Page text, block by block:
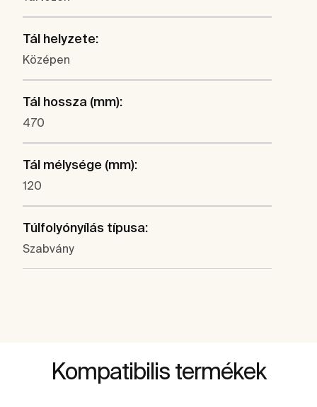
Tál helyzete:
Középen
Tál hossza (mm):
470
Tál mélysége (mm):
120
Túlfolyónyílás típusa:
Szabvány
Kompatibilis termékek